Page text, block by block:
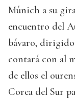
Múnich a su
encuentro del
bávaro,
contará con al
de ellos el
Corea del Sur